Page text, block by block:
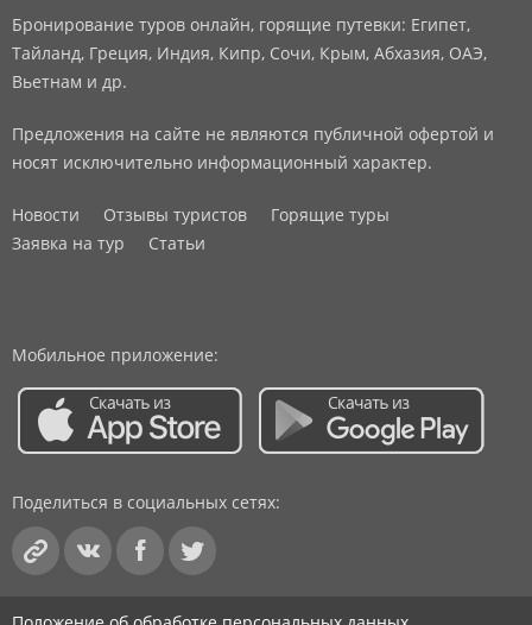
Бронирование туров онлайн, горящие путевки: Египет,
Тайланд, Греция, Индия, Кипр, Сочи, Крым, Абхазия, ОАЭ,
Вьетнам и др.
Предложения на сайте не являются публичной офертой и
носят исключительно информационный характер.
Новости Отзывы туристов
Горящие туры
Заявка на тур
Статьи
Мобильное приложение:
Поделиться в социальных сетях: